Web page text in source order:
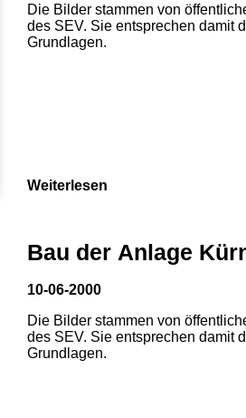
Die Bilder stammen von
des SEV. Sie entsprechen damit
Grundlagen.
Weiterlesen
Bau der Anlage
10-06-2000
Die Bilder stammen von
des SEV. Sie entsprechen damit
Grundlagen.